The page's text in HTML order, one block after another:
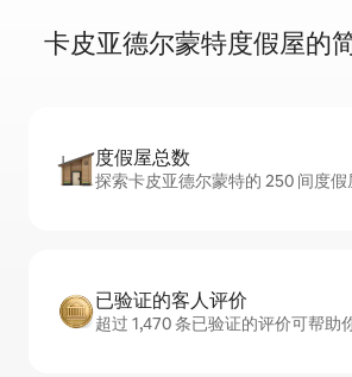
卡皮亚德尔蒙特度假屋的
度假屋总数
探索卡皮亚德尔蒙特的 250 间度假
已验证的客人评价
超过 1,470 条已验证的评价可帮助